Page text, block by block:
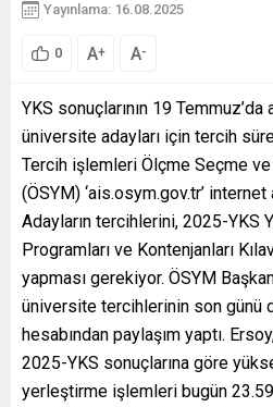
Yayınlama: 16.08.2025
0 A+ A-
YKS sonuçlarının 19 Temmuz’da
üniversite adayları için tercih
Tercih işlemleri Ölçme Seçme
(ÖSYM) ‘ais.osym.gov.tr’ internet
Adayların tercihlerini, 2025-YKS
Programları ve Kontenjanları
yapması gerekiyor. ÖSYM
üniversite tercihlerinin son günü
hesabından paylaşım yaptı.
2025-YKS sonuçlarına göre
yerleştirme işlemleri bugün